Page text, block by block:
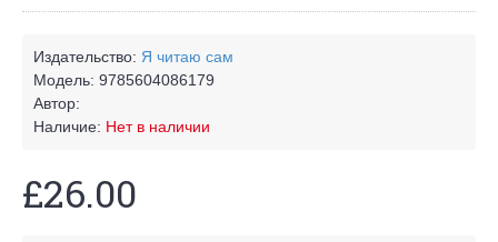
Издательство: Я читаю сам
Модель: 9785604086179
Автор:
Наличие: Нет в наличии
£26.00